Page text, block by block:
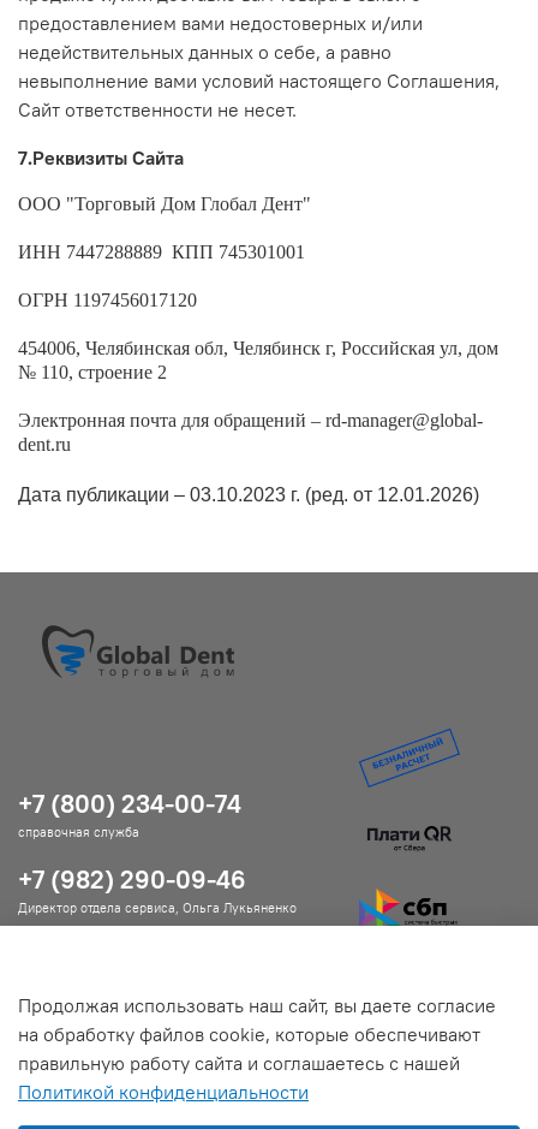
предоставлением вами недостоверных и/или
недействительных данных о себе, а равно
невыполнение вами условий настоящего Соглашения,
Сайт ответственности не несет.
7.Реквизиты Сайта
ООО "Торговый Дом Глобал Дент"
ИНН 7447288889 КПП 745301001
ОГРН 1197456017120
454006, Челябинская обл, Челябинск г, Российская ул, дом
№ 110, строение 2
Электронная почта для обращений – rd-manager@global-
dent.ru
Дата публикации – 03.10.2023 г. (ред. от 12.01.2026)
Помощь и информация
Подробнее о магазине
+7 (800) 234-00-74
справочная служба
+7 (982) 290-09-46
Директор отдела сервиса, Ольга Лукьяненко
Продолжая использовать наш сайт, вы даете согласие
на обработку файлов cookie, которые обеспечивают
правильную работу сайта и соглашаетесь с нашей
Политикой конфиденциальности